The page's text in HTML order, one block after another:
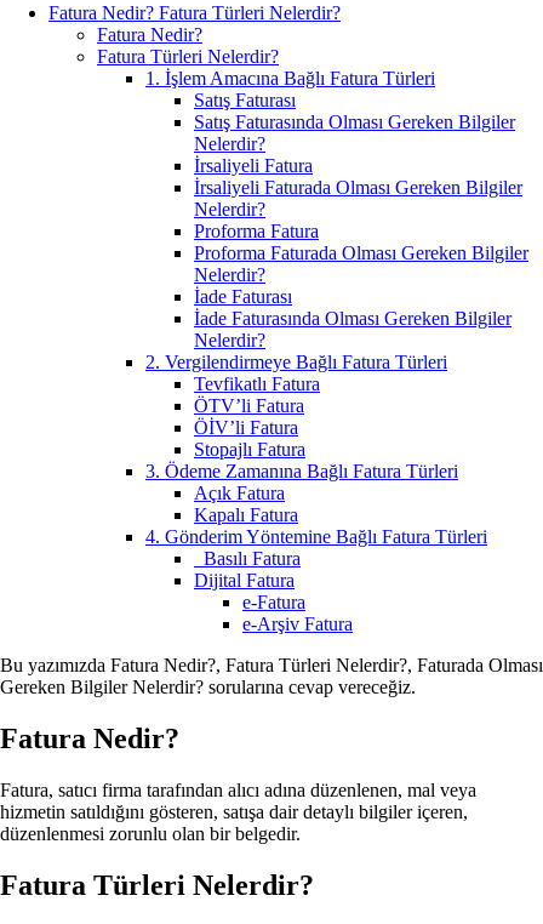
Fatura Nedir? Fatura Türleri Nelerdir?
Fatura Nedir?
Fatura Türleri Nelerdir?
1. İşlem Amacına Bağlı Fatura Türleri
Satış Faturası
Satış Faturasında Olması Gereken Bilgiler
Nelerdir?
İrsaliyeli Fatura
İrsaliyeli Faturada Olması Gereken Bilgiler
Nelerdir?
Proforma Fatura
Proforma Faturada Olması Gereken Bilgiler
Nelerdir?
İade Faturası
İade Faturasında Olması Gereken Bilgiler
Nelerdir?
2. Vergilendirmeye Bağlı Fatura Türleri
Tevfikatlı Fatura
ÖTV’li Fatura
ÖİV’li Fatura
Stopajlı Fatura
3. Ödeme Zamanına Bağlı Fatura Türleri
Açık Fatura
Kapalı Fatura
4. Gönderim Yöntemine Bağlı Fatura Türleri
Basılı Fatura
Dijital Fatura
e-Fatura
e-Arşiv Fatura
Bu yazımızda Fatura Nedir?, Fatura Türleri Nelerdir?, Faturada Olması
Gereken Bilgiler Nelerdir? sorularına cevap vereceğiz.
Fatura Nedir?
Fatura, satıcı firma tarafından alıcı adına düzenlenen, mal veya
hizmetin satıldığını gösteren, satışa dair detaylı bilgiler içeren,
düzenlenmesi zorunlu olan bir belgedir.
Fatura Türleri Nelerdir?